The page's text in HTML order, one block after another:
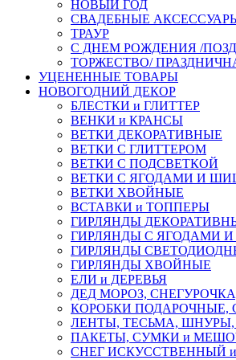
НОВЫЙ ГОД
СВАДЕБНЫЕ
ТРАУР
С ДНЕМ РОЖДЕНИЯ /
ТОРЖЕСТВО/
УЦЕНЕННЫЕ ТОВАРЫ
НОВОГОДНИЙ ДЕКОР
БЛЕСТКИ и ГЛИТТЕР
ВЕНКИ и КРАНСЫ
ВЕТКИ ДЕКОРАТИВНЫЕ
ВЕТКИ С ГЛИТТЕРОМ
ВЕТКИ С ПОДСВЕТКОЙ
ВЕТКИ С ЯГОДАМИ И
ВЕТКИ ХВОЙНЫЕ
ВСТАВКИ и ТОППЕРЫ
ГИРЛЯНДЫ
ГИРЛЯНДЫ С ЯГОДАМИ
ГИРЛЯНДЫ
ГИРЛЯНДЫ ХВОЙНЫЕ
ЕЛИ и ДЕРЕВЬЯ
ДЕД МОРОЗ,
КОРОБКИ
ЛЕНТЫ, ТЕСЬМА,
ПАКЕТЫ, СУМКИ и
СНЕГ ИСКУССТВЕННЫЙ